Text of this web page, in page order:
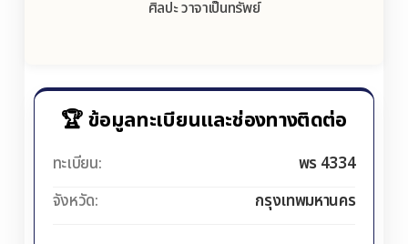
ศิลปะ วาจาเป็นทรัพย์
🏆 ข้อมูลทะเบียนและช่องทางติดต่อ
ทะเบียน:
พร 4334
จังหวัด:
กรุงเทพมหานคร